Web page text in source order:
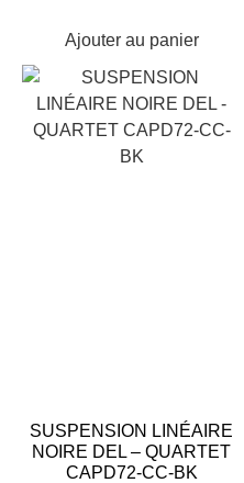
Ajouter au panier
SUSPENSION LINÉAIRE
NOIRE DEL – QUARTET
CAPD72-CC-BK